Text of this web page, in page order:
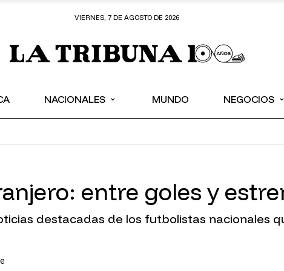
VIERNES, 7 DE AGOSTO DE 2026
NACIONALES ⌄ MUNDO NEGOCIOS ⌄
entre goles y
destacadas de los futbolistas nacionales